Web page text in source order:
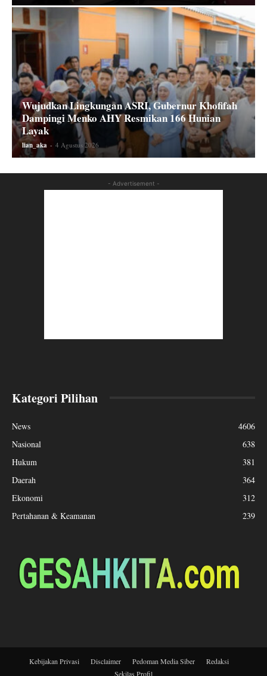
Wujudkan Lingkungan ASRI, Gubernur Khofifah
Dampingi Menko AHY Resmikan 166 Hunian
Layak
lian_aka - 4 Agustus 2026
- Advertisement -
Kategori Pilihan
News
4606
Nasional
638
Hukum
381
Daerah
364
Ekonomi
312
Pertahanan & Keamanan
239
Kebijakan Privasi Disclaimer Pedoman Media Siber
Redaksi
Sekilas Profil